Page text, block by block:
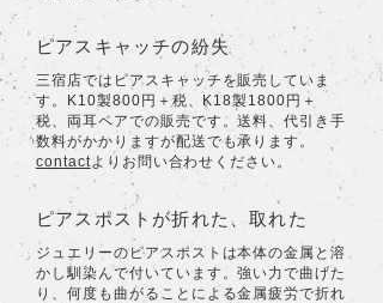
ピアスキャッチの紛失
三宿店ではピアスキャッチを販売していま
す。K10製800円＋税、K18製1800円＋
税、両耳ペアでの販売です。送料、代引き手
数料がかかりますが配送でも承ります。
contactよりお問い合わせください。
ピアスポストが折れた、取れた
ジュエリーのピアスポストは本体の金属と溶
かし馴染んで付いています。強い力で曲げた
り、何度も曲がることによる金属疲労で折れ